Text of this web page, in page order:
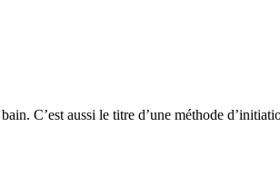
C’est aussi le titre d’une méthode